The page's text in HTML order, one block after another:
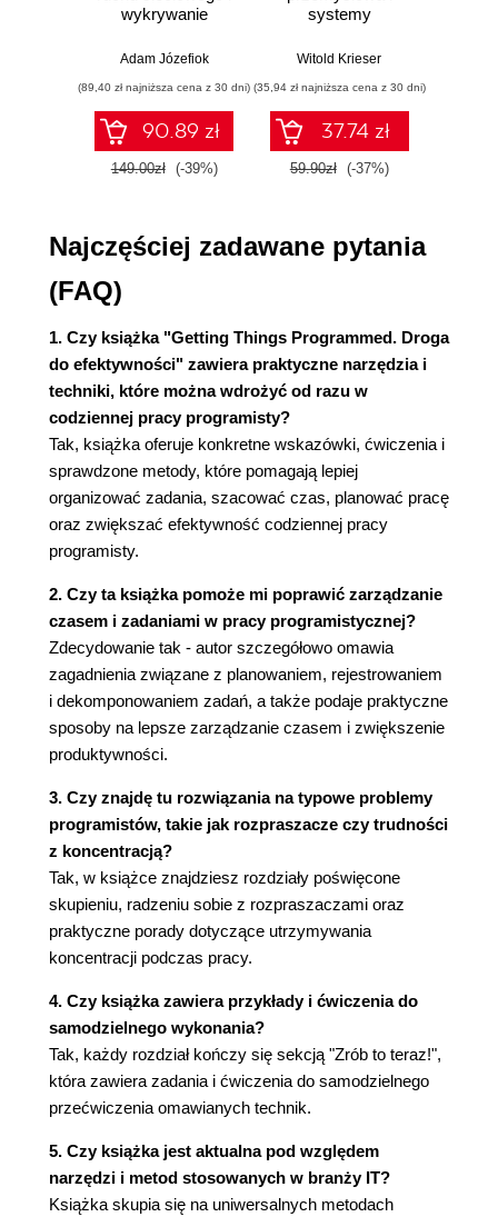
Zapisz 30 pomysłów (56)
Narysuj mapę swoich myśli (57)
Zespołowa burza mózgów (62)
Podsumowanie (66)
Zrób to teraz! (66)
Rozdział 4. Wyodrębnianie zadań (69)
Dekomponowanie złożonych zadań (82)
Podsumowanie (97)
Zrób to! (97)
Rozdział 5. Szacowanie zadań programistycznych
(101)
Ile szacowania jest w szacowaniu? (102)
Stożek niepewności (107)
Co właściwie szacujemy? (109)
Szacowanie względne (110)
Metoda PERT (119)
Buduj kulturę szacowania (128)
Zrób to teraz! (131)
Rozdział 6. Planowanie pracy (133)
Czym zajmujesz się w ciągu dnia? (133)
O pilności, ważności i macierzy Eisenhowera
(134)
Twój dzień pracy (140)
Podsumowanie (149)
Zrób to teraz! (150)
Rozdział 7. Wykonywanie zadań (153)
Skupienie (153)
Rozpraszacze (157)
Tu i teraz (164)
Zrób to teraz! (169)
Rozdział 8. Indywidualna retrospektywa (171)
Fakty nam uciekają (171)
Retrospektywa Cię zmienia (173)
Jak zacząć robienie retrospektyw? (174)
Dlaczego w formie pisemnej? (175)
Ćwicz retrospektywę codziennie (176)
wykrywanie
Adam Józefiok
(89,40 zł najniższa cena z 30 dni)
90.89 zł
149.00zł (-39%)
systemy
pigułce
Witold Krieser
(35,94 zł najniższa cena z 30 dni)
37.74 zł
59.90zł (-37%)
Najczęściej zadawane pytania
(FAQ)
1. Czy książka "Getting Things Programmed. Droga
do efektywności" zawiera praktyczne narzędzia i
techniki, które można wdrożyć od razu w
codziennej pracy programisty?
Tak, książka oferuje konkretne wskazówki, ćwiczenia i
sprawdzone metody, które pomagają lepiej
organizować zadania, szacować czas, planować pracę
oraz zwiększać efektywność codziennej pracy
programisty.
2. Czy ta książka pomoże mi poprawić zarządzanie
czasem i zadaniami w pracy programistycznej?
Zdecydowanie tak - autor szczegółowo omawia
zagadnienia związane z planowaniem, rejestrowaniem
i dekomponowaniem zadań, a także podaje praktyczne
sposoby na lepsze zarządzanie czasem i zwiększenie
produktywności.
3. Czy znajdę tu rozwiązania na typowe problemy
programistów, takie jak rozpraszacze czy trudności
z koncentracją?
Tak, w książce znajdziesz rozdziały poświęcone
skupieniu, radzeniu sobie z rozpraszaczami oraz
praktyczne porady dotyczące utrzymywania
koncentracji podczas pracy.
4. Czy książka zawiera przykłady i ćwiczenia do
samodzielnego wykonania?
Tak, każdy rozdział kończy się sekcją "Zrób to teraz!",
która zawiera zadania i ćwiczenia do samodzielnego
przećwiczenia omawianych technik.
5. Czy książka jest aktualna pod względem
narzędzi i metod stosowanych w branży IT?
Książka skupia się na uniwersalnych metodach